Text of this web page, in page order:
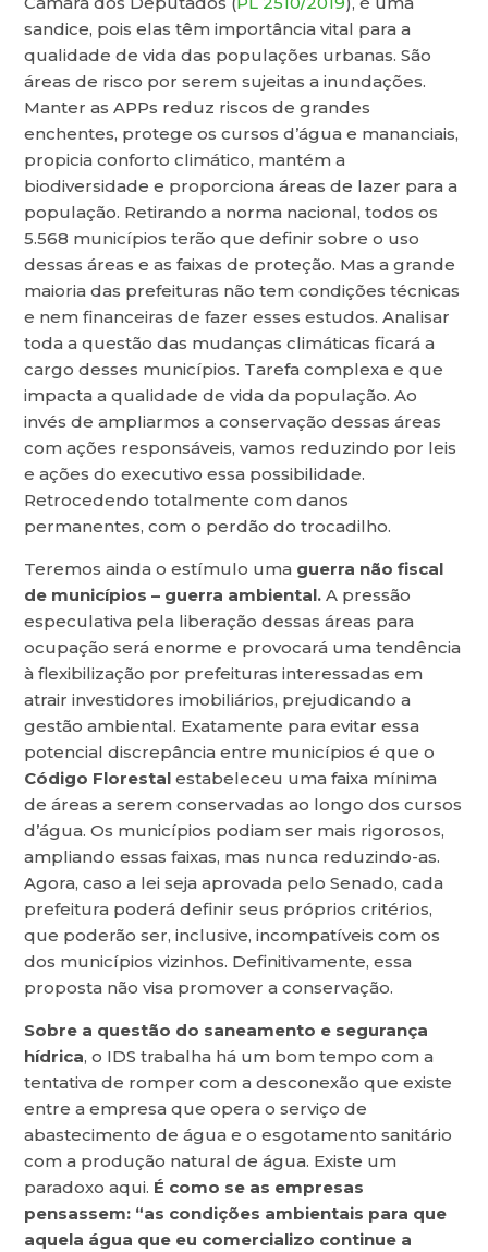
sandice, pois elas têm importância vital para a
qualidade de vida das populações urbanas. São
áreas de risco por serem sujeitas a inundações.
Manter as APPs reduz riscos de grandes
enchentes, protege os cursos d’água e mananciais,
propicia conforto climático, mantém a
biodiversidade e proporciona áreas de lazer para a
população. Retirando a norma nacional, todos os
5.568 municípios terão que definir sobre o uso
dessas áreas e as faixas de proteção. Mas a grande
maioria das prefeituras não tem condições técnicas
e nem financeiras de fazer esses estudos. Analisar
toda a questão das mudanças climáticas ficará a
cargo desses municípios. Tarefa complexa e que
impacta a qualidade de vida da população. Ao
invés de ampliarmos a conservação dessas áreas
com ações responsáveis, vamos reduzindo por leis
e ações do executivo essa possibilidade.
Retrocedendo totalmente com danos
permanentes, com o perdão do trocadilho.
Teremos ainda o estímulo uma guerra não fiscal
de municípios – guerra ambiental. A pressão
especulativa pela liberação dessas áreas para
ocupação será enorme e provocará uma tendência
à flexibilização por prefeituras interessadas em
atrair investidores imobiliários, prejudicando a
gestão ambiental. Exatamente para evitar essa
potencial discrepância entre municípios é que o
Código Florestalestabeleceu uma faixa mínima
de áreas a serem conservadas ao longo dos cursos
d’água. Os municípios podiam ser mais rigorosos,
ampliando essas faixas, mas nunca reduzindo-as.
Agora, caso a lei seja aprovada pelo Senado, cada
prefeitura poderá definir seus próprios critérios,
que poderão ser, inclusive, incompatíveis com os
dos municípios vizinhos. Definitivamente, essa
proposta não visa promover a conservação.
Sobre a questão do saneamento e segurança
hídrica, o IDS trabalha há um bom tempo com a
tentativa de romper com a desconexão que existe
entre a empresa que opera o serviço de
abastecimento de água e o esgotamento sanitário
com a produção natural de água. Existe um
paradoxo aqui. É como se as empresas
pensassem: “as condições ambientais para que
aquela água que eu comercializo continue a